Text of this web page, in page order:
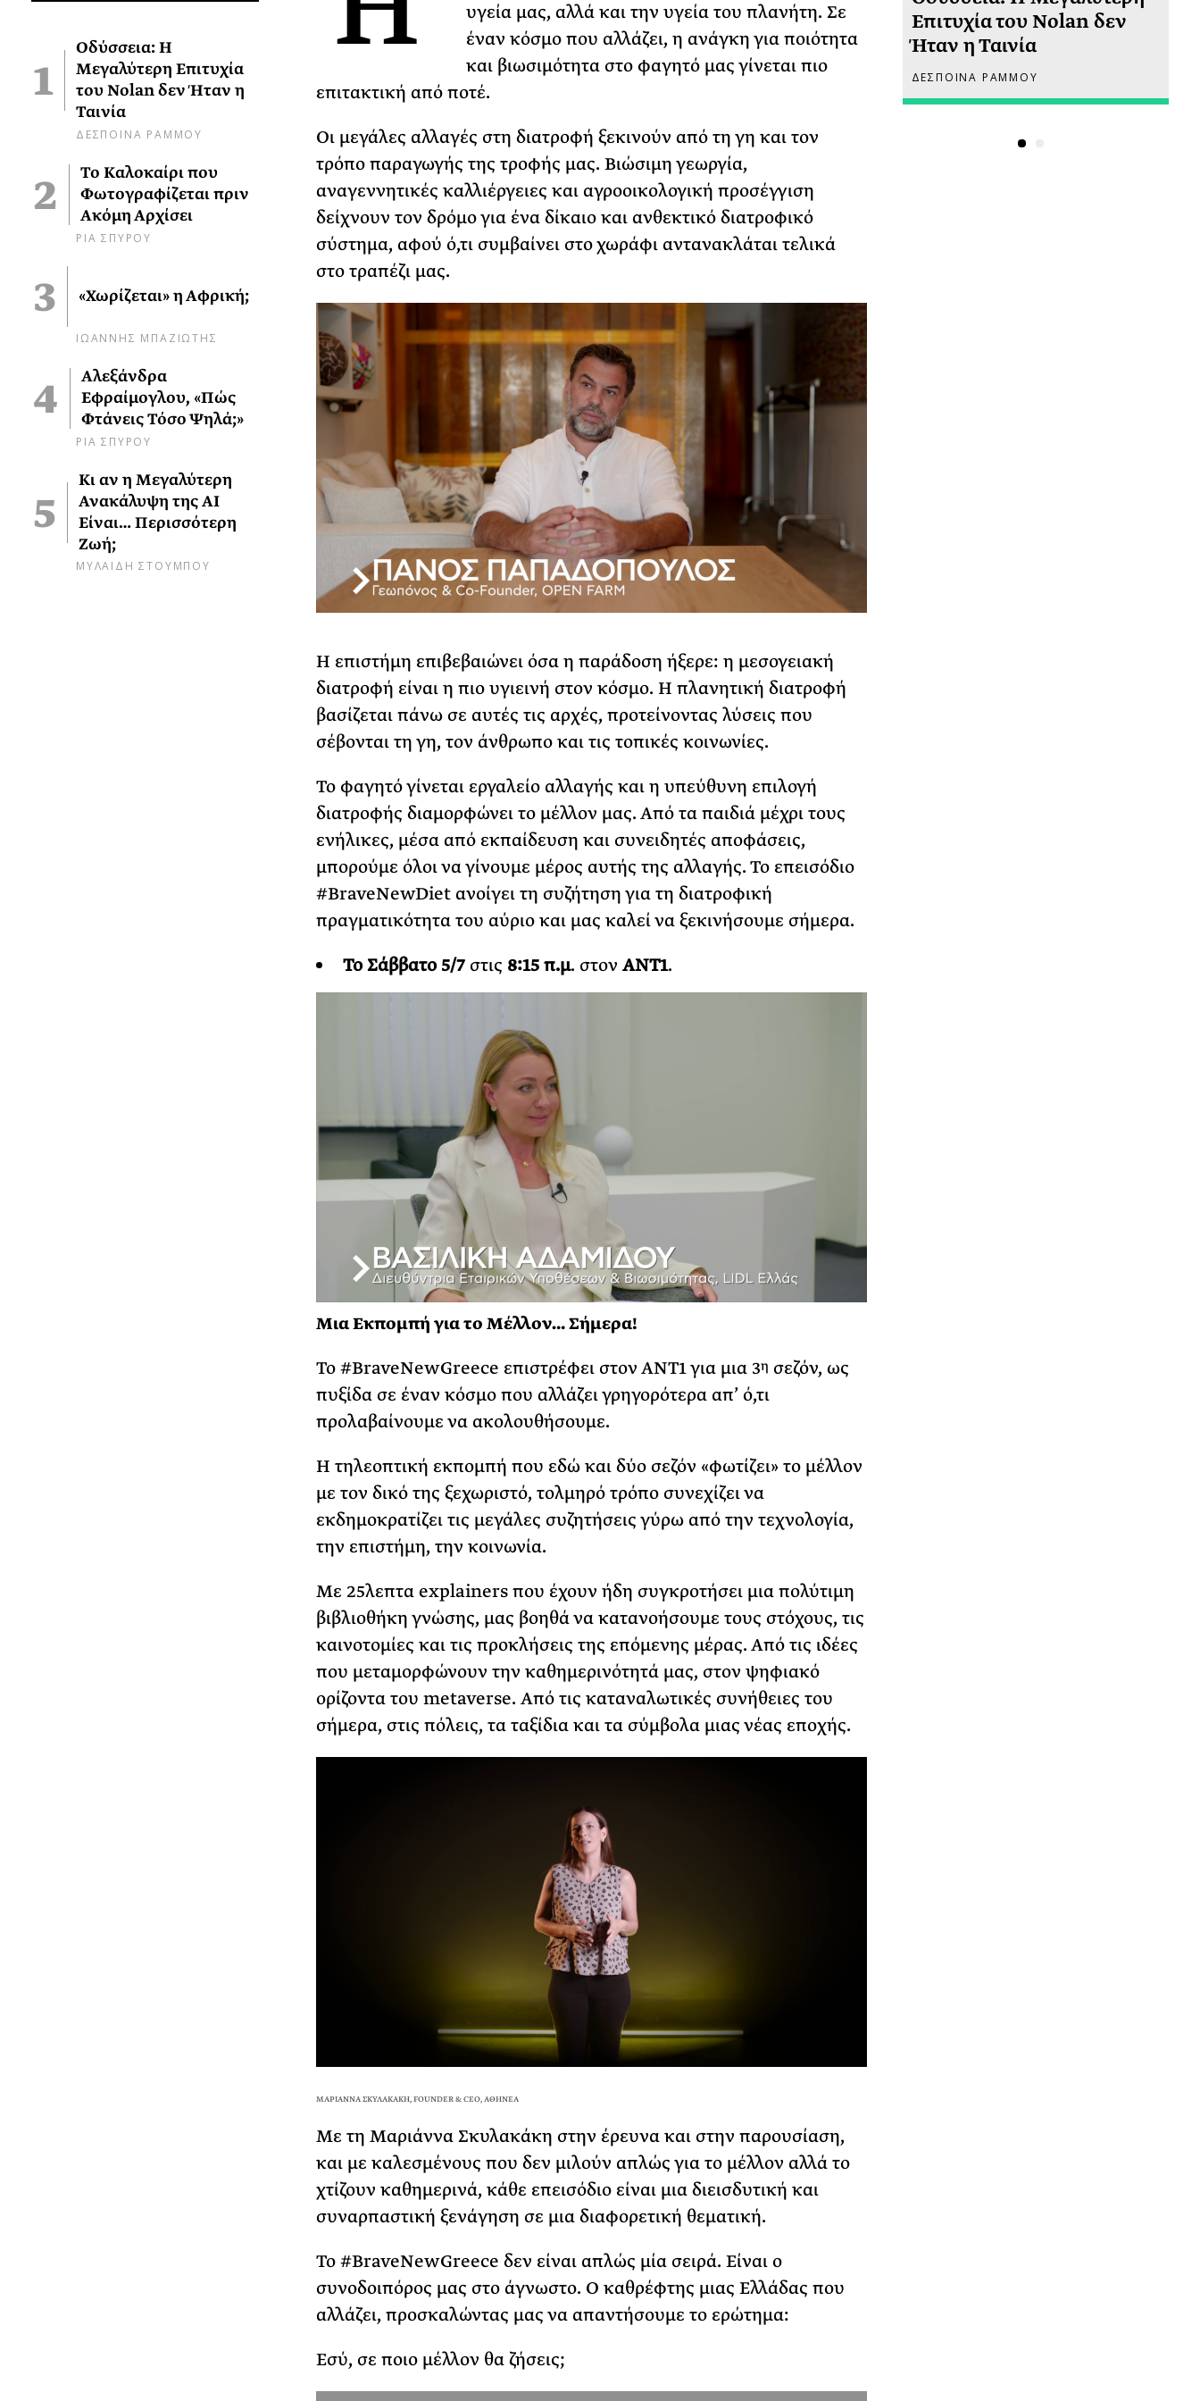
Οδύσσεια: Η
Μεγαλύτερη Επιτυχία
του Nolan δεν Ήταν η
Ταινία
ΔΕΣΠΟΙΝΑ ΡΑΜΜΟΥ
Το Καλοκαίρι που
Φωτογραφίζεται πριν
Ακόμη Αρχίσει
ΡΙΑ ΣΠΥΡΟΥ
«Χωρίζεται» η Αφρική;
ΙΩΑΝΝΗΣ ΜΠΑΖΙΩΤΗΣ
Αλεξάνδρα
Εφραίμογλου, «Πώς
Φτάνεις Τόσο Ψηλά;»
ΡΙΑ ΣΠΥΡΟΥ
Κι αν η Μεγαλύτερη
Ανακάλυψη της AI
Είναι… Περισσότερη
Ζωή;
ΜΥΛΑΙΔΗ ΣΤΟΥΜΠΟΥ
υγεία μας, αλλά και την υγεία του πλανήτη. Σε
έναν κόσμο που αλλάζει, η ανάγκη για ποιότητα
και βιωσιμότητα στο φαγητό μας γίνεται πιο
επιτακτική από ποτέ.
Οι μεγάλες αλλαγές στη διατροφή ξεκινούν από τη γη και τον
τρόπο παραγωγής της τροφής μας. Βιώσιμη γεωργία,
αναγεννητικές καλλιέργειες και αγροοικολογική προσέγγιση
δείχνουν τον δρόμο για ένα δίκαιο και ανθεκτικό διατροφικό
σύστημα, αφού ό,τι συμβαίνει στο χωράφι αντανακλάται τελικά
στο τραπέζι μας.
Η επιστήμη επιβεβαιώνει όσα η παράδοση ήξερε: η μεσογειακή
διατροφή είναι η πιο υγιεινή στον κόσμο. Η πλανητική διατροφή
βασίζεται πάνω σε αυτές τις αρχές, προτείνοντας λύσεις που
σέβονται τη γη, τον άνθρωπο και τις τοπικές κοινωνίες.
Το φαγητό γίνεται εργαλείο αλλαγής και η υπεύθυνη επιλογή
διατροφής διαμορφώνει το μέλλον μας. Από τα παιδιά μέχρι τους
ενήλικες, μέσα από εκπαίδευση και συνειδητές αποφάσεις,
μπορούμε όλοι να γίνουμε μέρος αυτής της αλλαγής. Το επεισόδιο
#BraveNewDiet ανοίγει τη συζήτηση για τη διατροφική
πραγματικότητα του αύριο και μας καλεί να ξεκινήσουμε σήμερα.
Το Σάββατο 5/7στις 8:15 π.μ. στον ANT1.
Μια Εκπομπή για το Μέλλον… Σήμερα!
Το #BraveNewGreece επιστρέφει στον ΑΝΤ1 για μια 3η σεζόν, ως
πυξίδα σε έναν κόσμο που αλλάζει γρηγορότερα απ’ ό,τι
προλαβαίνουμε να ακολουθήσουμε.
Η τηλεοπτική εκπομπή που εδώ και δύο σεζόν «φωτίζει» το μέλλον
με τον δικό της ξεχωριστό, τολμηρό τρόπο συνεχίζει να
εκδημοκρατίζει τις μεγάλες συζητήσεις γύρω από την τεχνολογία,
την επιστήμη, την κοινωνία.
Με 25λεπτα explainers που έχουν ήδη συγκροτήσει μια πολύτιμη
βιβλιοθήκη γνώσης, μας βοηθά να κατανοήσουμε τους στόχους, τις
καινοτομίες και τις προκλήσεις της επόμενης μέρας. Από τις ιδέες
που μεταμορφώνουν την καθημερινότητά μας, στον ψηφιακό
ορίζοντα του metaverse. Από τις καταναλωτικές συνήθειες του
σήμερα, στις πόλεις, τα ταξίδια και τα σύμβολα μιας νέας εποχής.
ΜΑΡΙΑΝΝΑ ΣΚΥΛΑΚΑΚΗ, FOUNDER & CEO, ΑΘΗΝΕΑ
Με τη Μαριάννα Σκυλακάκη στην έρευνα και στην παρουσίαση,
και με καλεσμένους που δεν μιλούν απλώς για το μέλλον αλλά το
χτίζουν καθημερινά, κάθε επεισόδιο είναι μια διεισδυτική και
συναρπαστική ξενάγηση σε μια διαφορετική θεματική.
Το #BraveNewGreece δεν είναι απλώς μία σειρά. Είναι ο
συνοδοιπόρος μας στο άγνωστο. Ο καθρέφτης μιας Ελλάδας που
αλλάζει, προσκαλώντας μας να απαντήσουμε το ερώτημα:
Εσύ, σε ποιο μέλλον θα ζήσεις;
Φωτογραφίζεται πριν
Ακόμη Αρχίσει
ΡΙΑ ΣΠΥΡΟΥ
Επιτυχία του Nolan δεν
Ήταν η Ταινία
ΔΕΣΠΟΙΝΑ ΡΑΜΜΟΥ